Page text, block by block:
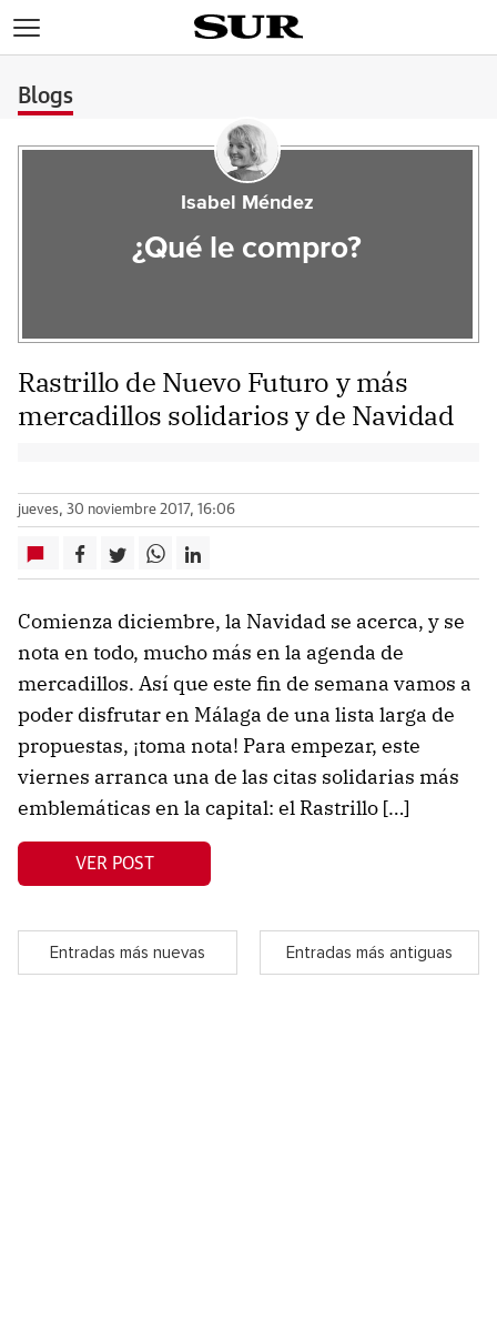
Blogs
Isabel Méndez
¿Qué le compro?
Rastrillo de Nuevo Futuro y más
mercadillos solidarios y de Navidad
jueves, 30 noviembre 2017, 16:06
Comienza diciembre, la Navidad se acerca, y se
nota en todo, mucho más en la agenda de
mercadillos. Así que este fin de semana vamos a
poder disfrutar en Málaga de una lista larga de
propuestas, ¡toma nota! Para empezar, este
viernes arranca una de las citas solidarias más
emblemáticas en la capital: el Rastrillo […]
VER POST
Entradas más nuevas Entradas más antiguas